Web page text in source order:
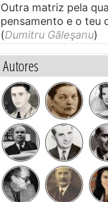
Outra matriz pela
pensamento e o teu
(Dumitru Găleşanu)
Autores